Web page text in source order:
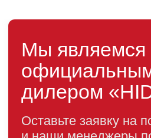
Информация, размещенная на сайте, не
© 2021-2026 Официальный дилер «HIDEN»
Политика конфиденциальности